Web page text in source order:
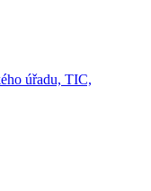
úřadu, TIC,